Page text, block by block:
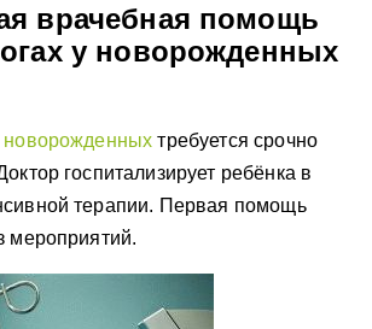
врачебная помощь
у новорожденных
новорожденных требуется срочно
госпитализирует ребёнка в
терапии. Первая помощь
мероприятий.